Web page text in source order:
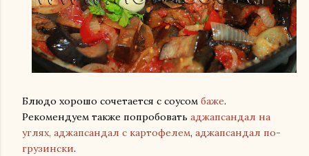
Блюдо хорошо сочетается с соусом баже.
Рекомендуем также попробовать аджапсандал на
углях, аджапсандал с картофелем, аджапсандал по-
грузински.